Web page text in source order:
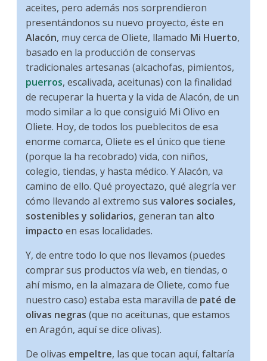
aceites, pero además nos sorprendieron
presentándonos su nuevo proyecto, éste en
Alacón, muy cerca de Oliete, llamado Mi Huerto,
basado en la producción de conservas
tradicionales artesanas (alcachofas, pimientos,
puerros, escalivada, aceitunas) con la finalidad
de recuperar la huerta y la vida de Alacón, de un
modo similar a lo que consiguió Mi Olivo en
Oliete. Hoy, de todos los pueblecitos de esa
enorme comarca, Oliete es el único que tiene
(porque la ha recobrado) vida, con niños,
colegio, tiendas, y hasta médico. Y Alacón, va
camino de ello. Qué proyectazo, qué alegría ver
cómo llevando al extremo susvalores sociales,
sostenibles y solidarios, generan tan alto
impacto en esas localidades.
Y, de entre todo lo que nos llevamos (puedes
comprar sus productos vía web, en tiendas, o
ahí mismo, en la almazara de Oliete, como fue
nuestro caso) estaba esta maravilla de paté de
olivas negras (que no aceitunas, que estamos
en Aragón, aquí se dice olivas).
De olivas empeltre, las que tocan aquí, faltaría